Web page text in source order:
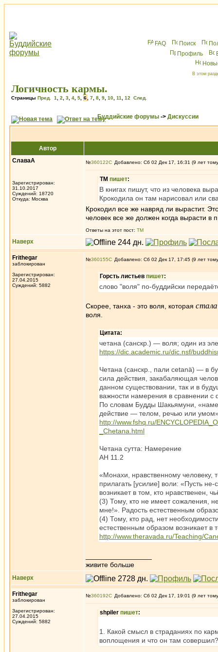
FAQ Поиск
Профиль
В этом
Логичность кармы.
Страницы Пред. 1 2 3 4 5 6 7 8 9 10 11 12 След.
Буддийские форумы -> Дискуссии
Автор
СлаваА
Зарегистрирован:
31.10.2017
Суждений: 18720
Откуда: Москва
№360122 Добавлено: Сб 02 Дек 17, 16:31 (9 лет
ТМ пишет:
В книгах пишут, что из человека
Крокодила он там нарисовал или
Крокодил все же навряд ли вырастит.
человек все же должен когда вырасти
Ответы на этот пост: ТМ
Наверх
Frithegar
заблокирован
Зарегистрирован:
27.04.2015
Суждений: 5882
№360155 Добавлено: Сб 02 Дек 17, 17:45 (9 лет
Горсть листьев пишет:
слово "воля" по-буддийски
Скорее, танха - это воля, которая стала
воля.
Цитата:
четана (санскр.) — воля; один из
https://dic.academic.ru/dic.nsf/
Четана (санскр., пали cetanä) — в
сила действия, закабаляющая
данном существовании, так и в
важности намерения в сравнении
По словам Будды Шакьямуни,
действие — телом, речью или
http://www.fshq.ru/
_Chetana.html
Четана сутта: Намерение
АН 11.2
«Монахи, нравственному человеку,
прилагать [усилие] воли: «Пусть
возникает в том, кто нравственен,
(3) Тому, кто не имеет сожаления,
мне!». Радость естественным
(4) Тому, кто рад, нет
естественным образом возникает в
http://www.theravada.ru/Teaching/
живите больше
Наверх
Frithegar
заблокирован
Зарегистрирован:
27.04.2015
Суждений: 5882
№360192 Добавлено: Сб 02 Дек 17, 19:01 (9 лет
shpiler пишет:
1. Какой смысл в страданиях по
воплощения и что он там совершил?